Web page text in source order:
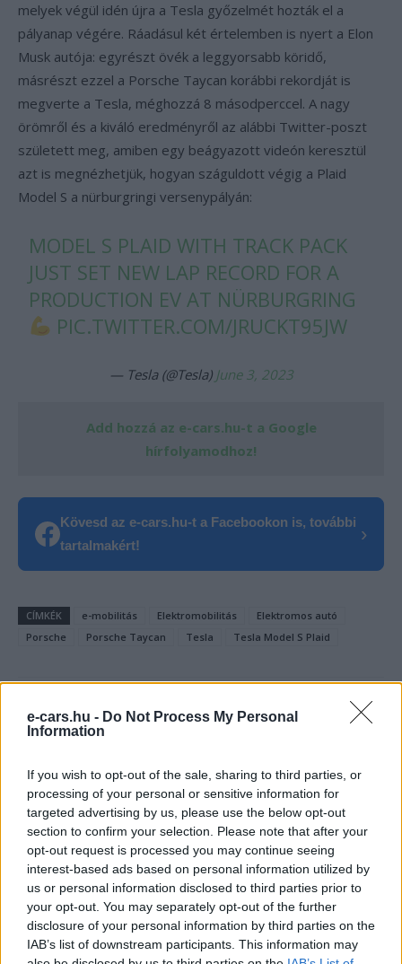
e-cars.hu - Do Not Process My Personal
Information
If you wish to opt-out of the sale, sharing to third parties, or
processing of your personal or sensitive information for
targeted advertising by us, please use the below opt-out
section to confirm your selection. Please note that after your
opt-out request is processed you may continue seeing
interest-based ads based on personal information utilized by
us or personal information disclosed to third parties prior to
your opt-out. You may separately opt-out of the further
disclosure of your personal information by third parties on the
IAB’s list of downstream participants. This information may
melyek végül idén újra a Tesla győzelmét hozták el a
pályanap végére. Ráadásul két értelemben is nyert a Elon
Musk autója: egyrészt övék a leggyorsabb köridő,
másrészt ezzel a Porsche Taycan korábbi rekordját is
megverte a Tesla, méghozzá 8 másodperccel. A nagy
örömről és a kiváló eredményről az alábbi Twitter-poszt
született meg, amiben egy beágyazott videón keresztül
azt is megnézhetjük, hogyan száguldott végig a Plaid
Model S a nürburgringi versenypályán:
MODEL S PLAID WITH TRACK PACK
JUST SET NEW LAP RECORD FOR A
PRODUCTION EV AT NÜRBURGRING
PIC.TWITTER.COM/JRUCKT95JW
— Tesla (@Tesla) June 3, 2023
Add hozzá az e-cars.hu-t a Google
hírfolyamodhoz!
Kövesd az e-cars.hu-t a Facebookon is, további
tartalmakért!
›
CÍMKÉK e-mobilitás Elektromobilitás
Elektromos autó
Porsche
Porsche Taycan Tesla Tesla Model S Plaid
Eriqo
Főállásban Informatikus kocka, de lelkében elkötelezett gamer,